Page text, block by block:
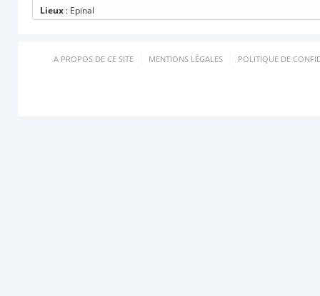
Lieux : Epinal
A PROPOS DE CE SITE MENTIONS LÉGALES POLITIQUE DE